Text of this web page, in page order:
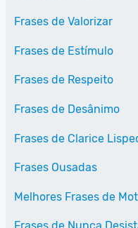
Frases de Valorizar
Frases de Estímulo
Frases de Respeito
Frases de Desânimo
Frases de Clarice
Frases Ousadas
Melhores Frases de